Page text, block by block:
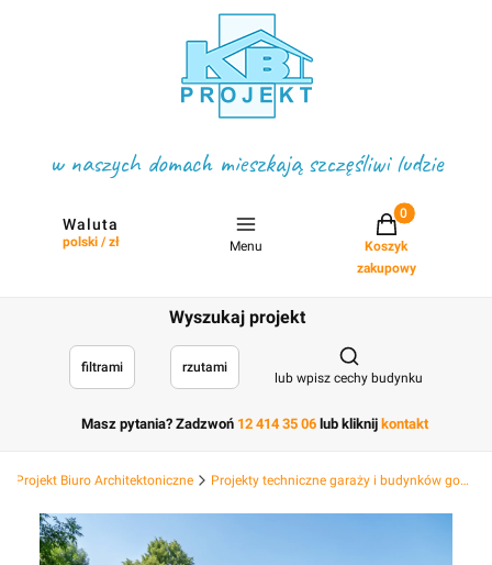
w naszych domach mieszkają szczęśliwi ludzie
Waluta
polski / zł Menu
Projekty w
Koszyk
zakupowy
Wyszukaj projekt
filtrami rzutami
Otwórz
lub wpisz cechy budynku
Masz pytania? Zadzwoń 12 414 35 06 lub kliknij kontakt
Projekt Biuro Architektoniczne Projekty techniczne garaży i budynków gospodarczych